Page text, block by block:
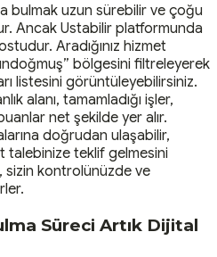
bulmak uzun sürebilir ve çoğu
Ancak Ustabilir platformunda
Aradığınız hizmet
bölgesini filtreleyerek
listesini görüntüleyebilirsiniz.
alanı, tamamladığı işler,
net şekilde yer alır.
doğrudan ulaşabilir,
talebinize teklif gelmesini
sizin kontrolünüzde ve
Süreci Artık Dijital